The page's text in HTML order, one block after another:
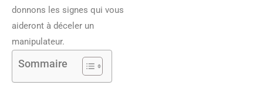
donnons les signes qui vous
aideront à déceler un
manipulateur.
Sommaire